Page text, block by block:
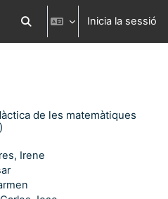
Commuta l'entrada de la cerca
Inicia la sessió
de les matemàtiques
Irene